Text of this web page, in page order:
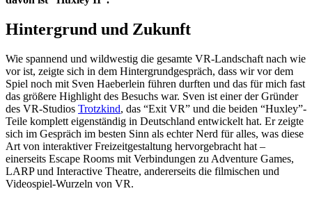
Hintergrund und Zukunft
Wie spannend und wildwestig die gesamte VR-Landschaft nach wie
vor ist, zeigte sich in dem Hintergrundgespräch, dass wir vor dem
Spiel noch mit Sven Haeberlein führen durften und das für mich fast
das größere Highlight des Besuchs war. Sven ist einer der Gründer
des VR-Studios Trotzkind, das “Exit VR” und die beiden “Huxley”-
Teile komplett eigenständig in Deutschland entwickelt hat. Er zeigte
sich im Gespräch im besten Sinn als echter Nerd für alles, was diese
Art von interaktiver Freizeitgestaltung hervorgebracht hat –
einerseits Escape Rooms mit Verbindungen zu Adventure Games,
LARP und Interactive Theatre, andererseits die filmischen und
Videospiel-Wurzeln von VR.